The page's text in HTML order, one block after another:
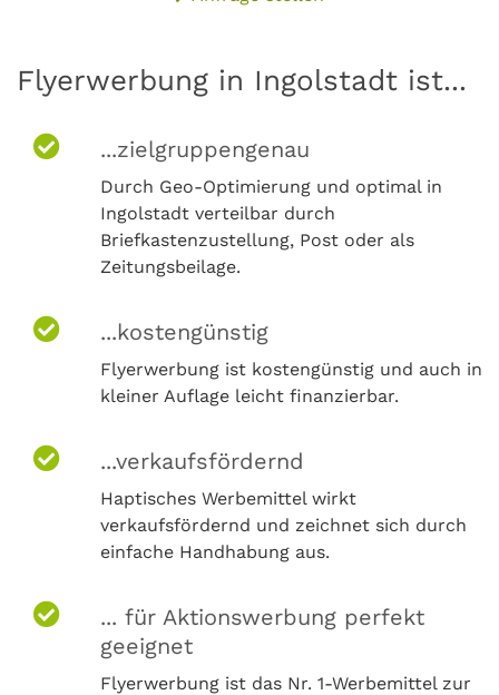
Flyerwerbung in Ingolstadt ist...
...zielgruppengenau
Durch Geo-Optimierung und optimal in
Ingolstadt verteilbar durch
Briefkastenzustellung, Post oder als
Zeitungsbeilage.
...kostengünstig
Flyerwerbung ist kostengünstig und auch in
kleiner Auflage leicht finanzierbar.
...verkaufsfördernd
Haptisches Werbemittel wirkt
verkaufsfördernd und zeichnet sich durch
einfache Handhabung aus.
... für Aktionswerbung perfekt
geeignet
Flyerwerbung ist das Nr. 1-Werbemittel zur